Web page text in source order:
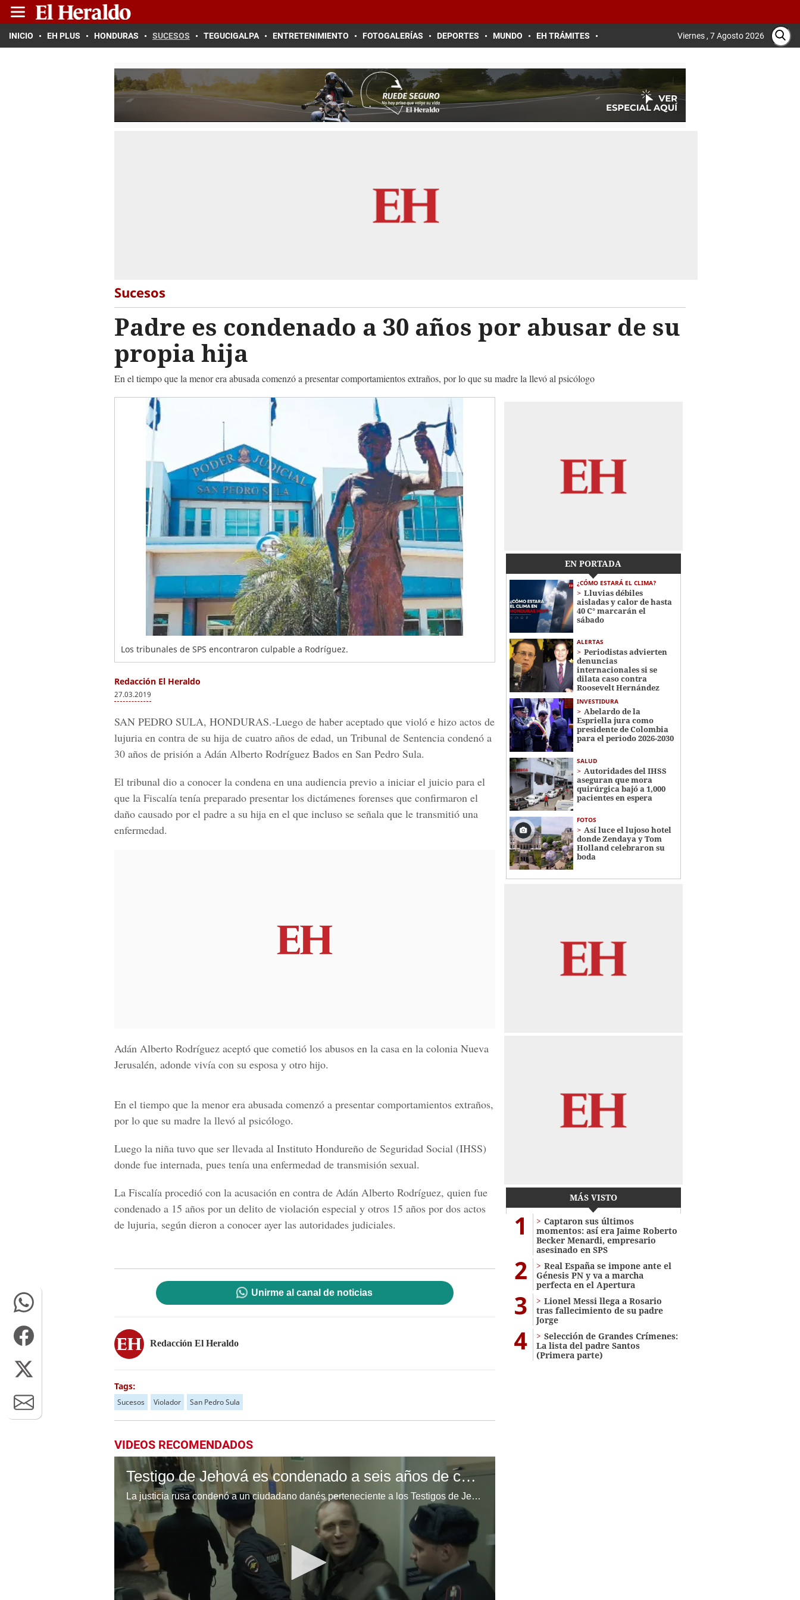
INICIO EH PLUS HONDURAS SUCESOS TEGUCIGALPA ENTRETENIMIENTO FOTOGALERÍAS DEPORTES MUNDO EH TRÁMITES Viernes , 7 Agosto 2026
Sucesos
Padre es condenado a 30 años por abusar de su
propia hija
En el tiempo que la menor era abusada comenzó a presentar comportamientos extraños, por lo que su madre la llevó al psicólogo
Los tribunales de SPS encontraron culpable a Rodríguez.
Redacción El Heraldo
27.03.2019
SAN PEDRO SULA, HONDURAS.-Luego de haber aceptado que violó e hizo actos de
lujuria en contra de su hija de cuatro años de edad, un Tribunal de Sentencia condenó a
30 años de prisión a Adán Alberto Rodríguez Bados en San Pedro Sula.
El tribunal dio a conocer la condena en una audiencia previo a iniciar el juicio para el
que la Fiscalía tenía preparado presentar los dictámenes forenses que confirmaron el
daño causado por el padre a su hija en el que incluso se señala que le transmitió una
enfermedad.
Adán Alberto Rodríguez aceptó que cometió los abusos en la casa en la colonia Nueva
Jerusalén, adonde vivía con su esposa y otro hijo.
En el tiempo que la menor era abusada comenzó a presentar comportamientos extraños,
por lo que su madre la llevó al psicólogo.
Luego la niña tuvo que ser llevada al Instituto Hondureño de Seguridad Social (IHSS)
donde fue internada, pues tenía una enfermedad de transmisión sexual.
La Fiscalía procedió con la acusación en contra de Adán Alberto Rodríguez, quien fue
condenado a 15 años por un delito de violación especial y otros 15 años por dos actos
de lujuria, según dieron a conocer ayer las autoridades judiciales.
Unirme al canal de noticias
Redacción El Heraldo
Tags:
Sucesos Violador San Pedro Sula
VIDEOS RECOMENDADOS
Testigo de Jehová es condenado a seis años de cárcel
La justicia rusa condenó a un ciudadano danés perteneciente a los Testigos de Jehová a seis años de cárcel, acusándolo de "extremismo". Este es el primer fallo de estas características, luego de que este movimiento religioso fuera prohibido en Rusia en el año 2017.
EN PORTADA
¿CÓMO ESTARÁ EL CLIMA?
Lluvias débiles
aisladas y calor de hasta
40 C° marcarán el
sábado
ALERTAS
Periodistas advierten
denuncias
internacionales si se
dilata caso contra
Roosevelt Hernández
INVESTIDURA
Abelardo de la
Espriella jura como
presidente de Colombia
para el periodo 2026-2030
SALUD
Autoridades del IHSS
aseguran que mora
quirúrgica bajó a 1,000
pacientes en espera
FOTOS
Así luce el lujoso hotel
donde Zendaya y Tom
Holland celebraron su
boda
MÁS VISTO
1
Captaron sus últimos
momentos: así era Jaime Roberto
Becker Menardi​​​, empresario
asesinado en SPS
2
Real España se impone ante el
Génesis PN y va a marcha
perfecta en el Apertura
3
Lionel Messi llega a Rosario
tras fallecimiento de su padre
Jorge
4
Selección de Grandes Crímenes:
La lista del padre Santos
(Primera parte)